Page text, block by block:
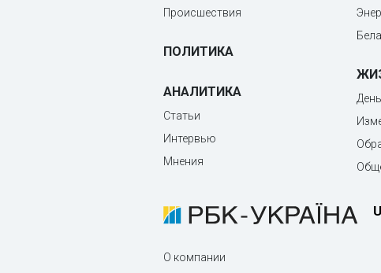
Происшествия
ПОЛИТИКА
АНАЛИТИКА
Статьи
Интервью
Мнения
О компании